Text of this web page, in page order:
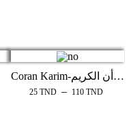
Coran Karim-القرأن الكريم
25TND – 110TND